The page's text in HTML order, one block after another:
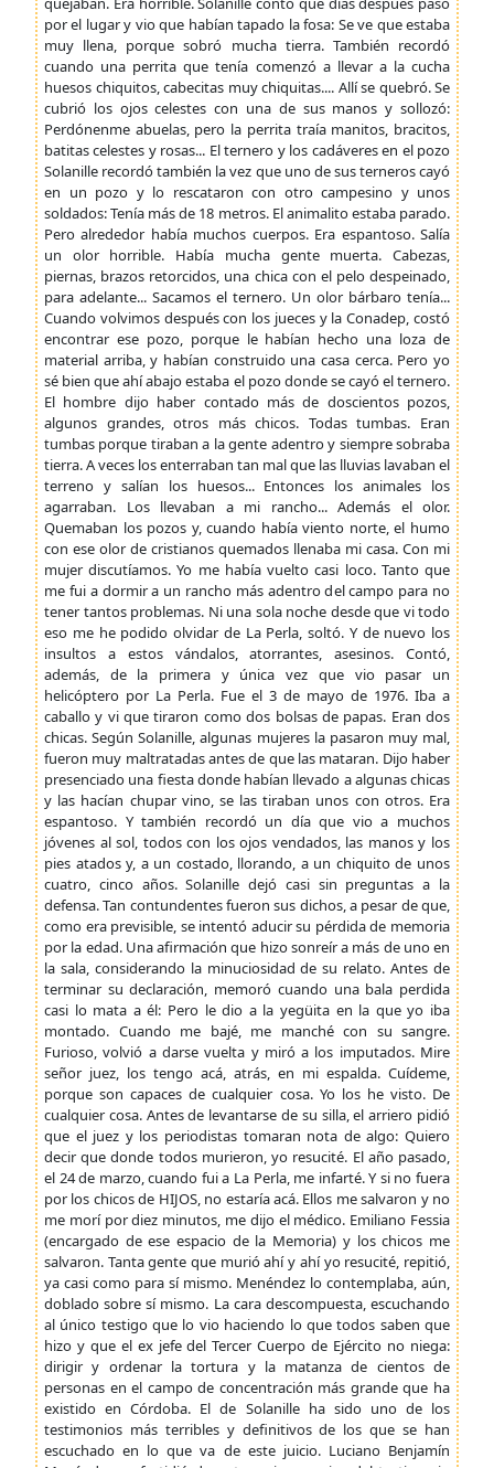
por el lugar y vio que habían tapado la fosa: Se ve que estaba
muy llena, porque sobró mucha tierra. También recordó
cuando una perrita que tenía comenzó a llevar a la cucha
huesos chiquitos, cabecitas muy chiquitas.... Allí se quebró. Se
cubrió los ojos celestes con una de sus manos y sollozó:
Perdónenme abuelas, pero la perrita traía manitos, bracitos,
batitas celestes y rosas... El ternero y los cadáveres en el pozo
Solanille recordó también la vez que uno de sus terneros cayó
en un pozo y lo rescataron con otro campesino y unos
soldados: Tenía más de 18 metros. El animalito estaba parado.
Pero alrededor había muchos cuerpos. Era espantoso. Salía
un olor horrible. Había mucha gente muerta. Cabezas,
piernas, brazos retorcidos, una chica con el pelo despeinado,
para adelante... Sacamos el ternero. Un olor bárbaro tenía...
Cuando volvimos después con los jueces y la Conadep, costó
encontrar ese pozo, porque le habían hecho una loza de
material arriba, y habían construido una casa cerca. Pero yo
sé bien que ahí abajo estaba el pozo donde se cayó el ternero.
El hombre dijo haber contado más de doscientos pozos,
algunos grandes, otros más chicos. Todas tumbas. Eran
tumbas porque tiraban a la gente adentro y siempre sobraba
tierra. A veces los enterraban tan mal que las lluvias lavaban el
terreno y salían los huesos... Entonces los animales los
agarraban. Los llevaban a mi rancho... Además el olor.
Quemaban los pozos y, cuando había viento norte, el humo
con ese olor de cristianos quemados llenaba mi casa. Con mi
mujer discutíamos. Yo me había vuelto casi loco. Tanto que
me fui a dormir a un rancho más adentro del campo para no
tener tantos problemas. Ni una sola noche desde que vi todo
eso me he podido olvidar de La Perla, soltó. Y de nuevo los
insultos a estos vándalos, atorrantes, asesinos. Contó,
además, de la primera y única vez que vio pasar un
helicóptero por La Perla. Fue el 3 de mayo de 1976. Iba a
caballo y vi que tiraron como dos bolsas de papas. Eran dos
chicas. Según Solanille, algunas mujeres la pasaron muy mal,
fueron muy maltratadas antes de que las mataran. Dijo haber
presenciado una fiesta donde habían llevado a algunas chicas
y las hacían chupar vino, se las tiraban unos con otros. Era
espantoso. Y también recordó un día que vio a muchos
jóvenes al sol, todos con los ojos vendados, las manos y los
pies atados y, a un costado, llorando, a un chiquito de unos
cuatro, cinco años. Solanille dejó casi sin preguntas a la
defensa. Tan contundentes fueron sus dichos, a pesar de que,
como era previsible, se intentó aducir su pérdida de memoria
por la edad. Una afirmación que hizo sonreír a más de uno en
la sala, considerando la minuciosidad de su relato. Antes de
terminar su declaración, memoró cuando una bala perdida
casi lo mata a él: Pero le dio a la yegüita en la que yo iba
montado. Cuando me bajé, me manché con su sangre.
Furioso, volvió a darse vuelta y miró a los imputados. Mire
señor juez, los tengo acá, atrás, en mi espalda. Cuídeme,
porque son capaces de cualquier cosa. Yo los he visto. De
cualquier cosa. Antes de levantarse de su silla, el arriero pidió
que el juez y los periodistas tomaran nota de algo: Quiero
decir que donde todos murieron, yo resucité. El año pasado,
el 24 de marzo, cuando fui a La Perla, me infarté. Y si no fuera
por los chicos de HIJOS, no estaría acá. Ellos me salvaron y no
me morí por diez minutos, me dijo el médico. Emiliano Fessia
(encargado de ese espacio de la Memoria) y los chicos me
salvaron. Tanta gente que murió ahí y ahí yo resucité, repitió,
ya casi como para sí mismo. Menéndez lo contemplaba, aún,
doblado sobre sí mismo. La cara descompuesta, escuchando
al único testigo que lo vio haciendo lo que todos saben que
hizo y que el ex jefe del Tercer Cuerpo de Ejército no niega:
dirigir y ordenar la tortura y la matanza de cientos de
personas en el campo de concentración más grande que ha
existido en Córdoba. El de Solanille ha sido uno de los
testimonios más terribles y definitivos de los que se han
escuchado en lo que va de este juicio. Luciano Benjamín